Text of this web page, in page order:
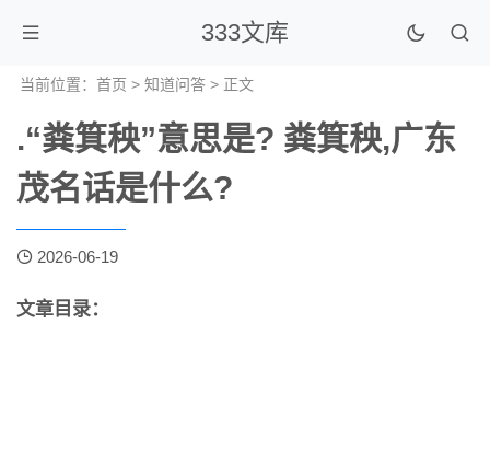
333文库
当前位置： 首页 > 知道问答 > 正文
.“粪箕秧”意思是? 粪箕秧,广东
茂名话是什么?
2026-06-19
文章目录：